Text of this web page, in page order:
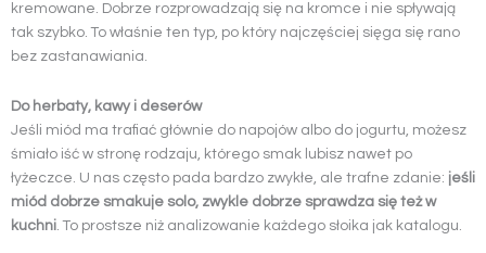
kremowane. Dobrze rozprowadzają się na kromce i nie spływają
tak szybko. To właśnie ten typ, po który najczęściej sięga się rano
bez zastanawiania.
Do herbaty, kawy i deserów
Jeśli miód ma trafiać głównie do napojów albo do jogurtu, możesz
śmiało iść w stronę rodzaju, którego smak lubisz nawet po
łyżeczce. U nas często pada bardzo zwykłe, ale trafne zdanie: jeśli
miód dobrze smakuje solo, zwykle dobrze sprawdza się też w
kuchni. To prostsze niż analizowanie każdego słoika jak katalogu.